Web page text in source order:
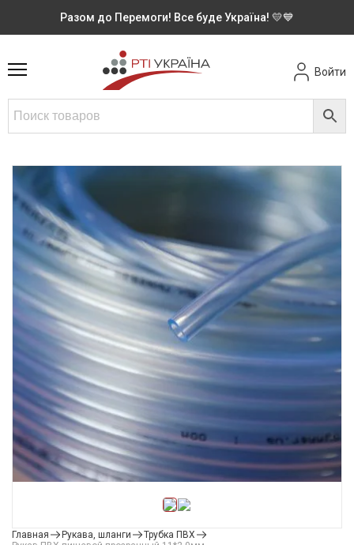
Разом до Перемоги! Все буде Україна! 💛💙
Войти
Главная Рукава, шланги
Трубка ПВХ